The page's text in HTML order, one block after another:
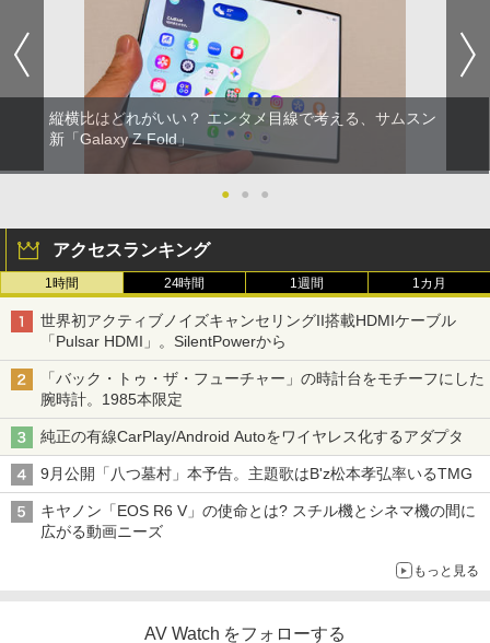
縦横比はどれがいい？ エンタメ目線で考える、サムスン
新「Galaxy Z Fold」
● ● ●
アクセスランキング
1時間 24時間 1週間 1カ月
世界初アクティブノイズキャンセリングII搭載HDMIケーブル
「Pulsar HDMI」。SilentPowerから
「バック・トゥ・ザ・フューチャー」の時計台をモチーフにした
腕時計。1985本限定
純正の有線CarPlay/Android Autoをワイヤレス化するアダプタ
9月公開「八つ墓村」本予告。主題歌はB'z松本孝弘率いるTMG
キヤノン「EOS R6 V」の使命とは? スチル機とシネマ機の間に
広がる動画ニーズ
もっと見る
AV Watch をフォローする